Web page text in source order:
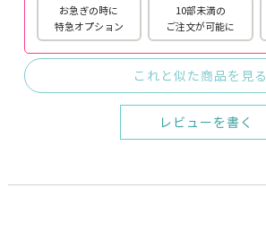
お急ぎの時に
特急オプション
10部未満の
ご注文が可能に
これと似た商品を見る
レビューを書く